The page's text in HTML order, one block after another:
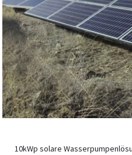
10kWp solare